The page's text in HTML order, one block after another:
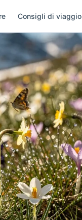
Consigli di viaggio